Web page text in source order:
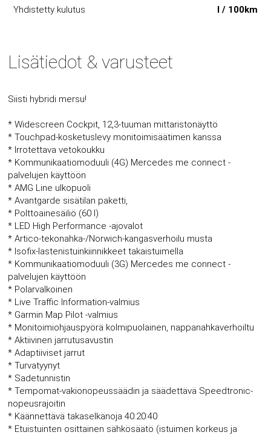
Yhdistetty kulutus
l / 100km
Lisätiedot & varusteet
Siisti hybridi mersu!
* Widescreen Cockpit, 12,3-tuuman mittaristonäyttö
* Touchpad-kosketuslevy monitoimisäätimen kanssa
* Irrotettava vetokoukku
* Kommunikaatiomoduuli (4G) Mercedes me connect -
palvelujen käyttöön
* AMG Line ulkopuoli
* Avantgarde sisätilan paketti,
* Polttoainesäiliö (60 l)
* LED High Performance -ajovalot
* Artico-tekonahka-/Norwich-kangasverhoilu musta
* Isofix-lastenistuinkiinnikkeet takaistuimella
* Kommunikaatiomoduuli (3G) Mercedes me connect -
palvelujen käyttöön
* Polarvalkoinen
* Live Traffic Information-valmius
* Garmin Map Pilot -valmius
* Monitoimiohjauspyörä kolmipuolainen, nappanahkaverhoiltu
* Aktiivinen jarrutusavustin
* Adaptiiviset jarrut
* Turvatyynyt
* Sadetunnistin
* Tempomat-vakionopeussäädin ja säädettävä Speedtronic-
nopeusrajoitin
* Käännettävä takaselkänoja 40:20:40
* Etuistuinten osittainen sähkösäätö (istuimen korkeus ja